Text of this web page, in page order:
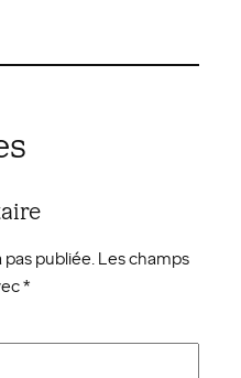
publiée. Les champs
*